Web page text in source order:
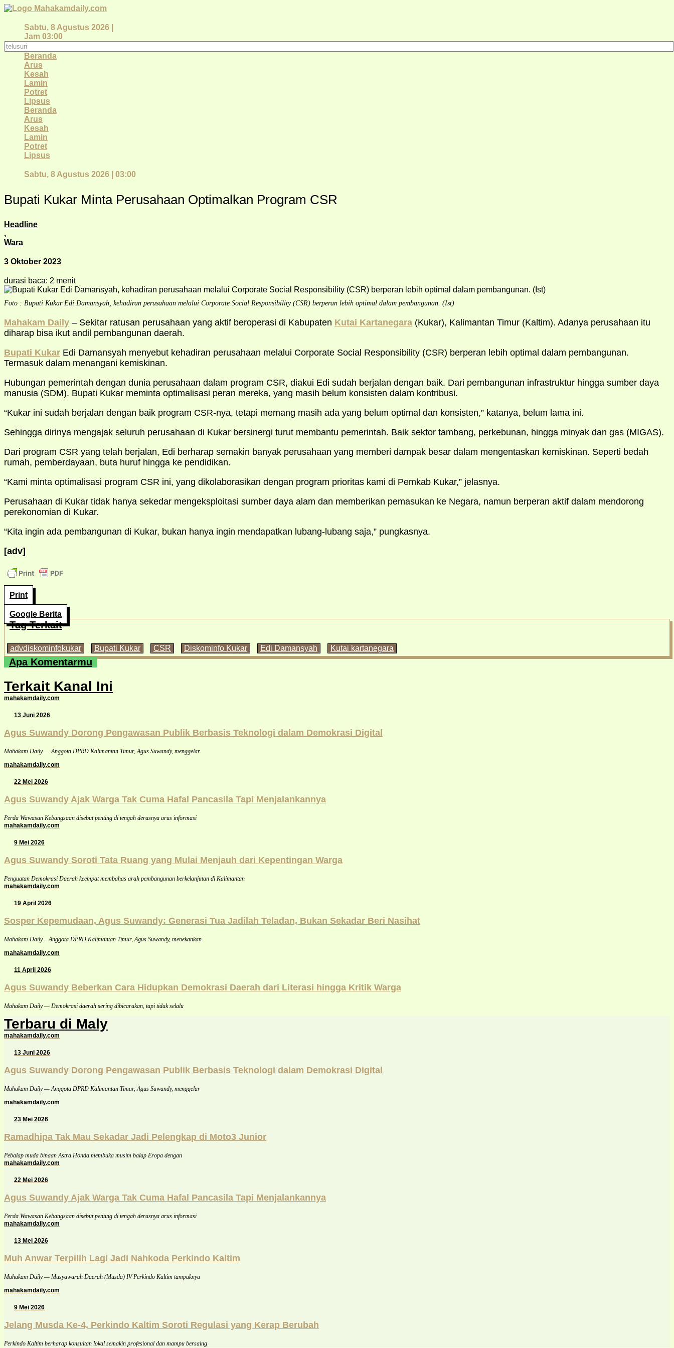
Lewati
kontenSabtu, 8 Agustus 2026 |
Jam 03:00
Beranda
Arus
Kesah
Lamin
Potret
Lipsus
Beranda
Arus
Kesah
Lamin
Potret
Lipsus
Sabtu, 8 Agustus 2026 | 03:00
Bupati Kukar Minta Perusahaan Optimalkan Program CSR
Headline
,
Wara
3 Oktober 2023
durasi baca: 2 menit
Foto : Bupati Kukar Edi Damansyah, kehadiran perusahaan melalui Corporate Social Responsibility (CSR) berperan lebih optimal dalam pembangunan. (Ist)
Mahakam Daily – Sekitar ratusan perusahaan yang aktif beroperasi di Kabupaten Kutai Kartanegara (Kukar), Kalimantan Timur (Kaltim). Adanya perusahaan itu
diharap bisa ikut andil pembangunan daerah.
Bupati Kukar Edi Damansyah menyebut kehadiran perusahaan melalui Corporate Social Responsibility (CSR) berperan lebih optimal dalam pembangunan.
Termasuk dalam menangani kemiskinan.
Hubungan pemerintah dengan dunia perusahaan dalam program CSR, diakui Edi sudah berjalan dengan baik. Dari pembangunan infrastruktur hingga sumber daya
manusia (SDM). Bupati Kukar meminta optimalisasi peran mereka, yang masih belum konsisten dalam kontribusi.
“Kukar ini sudah berjalan dengan baik program CSR-nya, tetapi memang masih ada yang belum optimal dan konsisten,” katanya, belum lama ini.
Sehingga dirinya mengajak seluruh perusahaan di Kukar bersinergi turut membantu pemerintah. Baik sektor tambang, perkebunan, hingga minyak dan gas (MIGAS).
Dari program CSR yang telah berjalan, Edi berharap semakin banyak perusahaan yang memberi dampak besar dalam mengentaskan kemiskinan. Seperti bedah
rumah, pemberdayaan, buta huruf hingga ke pendidikan.
“Kami minta optimalisasi program CSR ini, yang dikolaborasikan dengan program prioritas kami di Pemkab Kukar,” jelasnya.
Perusahaan di Kukar tidak hanya sekedar mengeksploitasi sumber daya alam dan memberikan pemasukan ke Negara, namun berperan aktif dalam mendorong
perekonomian di Kukar.
“Kita ingin ada pembangunan di Kukar, bukan hanya ingin mendapatkan lubang-lubang saja,” pungkasnya.
[adv]
Print
Google Berita
Tag Terkait
advdiskominfokukar Bupati Kukar CSR Diskominfo Kukar Edi Damansyah Kutai kartanegara
Apa Komentarmu
Terkait Kanal Ini
mahakamdaily.com
13 Juni 2026
Agus Suwandy Dorong Pengawasan Publik Berbasis Teknologi dalam Demokrasi Digital
Mahakam Daily — Anggota DPRD Kalimantan Timur, Agus Suwandy, menggelar
mahakamdaily.com
22 Mei 2026
Agus Suwandy Ajak Warga Tak Cuma Hafal Pancasila Tapi Menjalankannya
Perda Wawasan Kebangsaan disebut penting di tengah derasnya arus informasi
mahakamdaily.com
9 Mei 2026
Agus Suwandy Soroti Tata Ruang yang Mulai Menjauh dari Kepentingan Warga
Penguatan Demokrasi Daerah keempat membahas arah pembangunan berkelanjutan di Kalimantan
mahakamdaily.com
19 April 2026
Sosper Kepemudaan, Agus Suwandy: Generasi Tua Jadilah Teladan, Bukan Sekadar Beri Nasihat
Mahakam Daily – Anggota DPRD Kalimantan Timur, Agus Suwandy, menekankan
mahakamdaily.com
11 April 2026
Agus Suwandy Beberkan Cara Hidupkan Demokrasi Daerah dari Literasi hingga Kritik Warga
Mahakam Daily — Demokrasi daerah sering dibicarakan, tapi tidak selalu
Terbaru di Maly
mahakamdaily.com
13 Juni 2026
Agus Suwandy Dorong Pengawasan Publik Berbasis Teknologi dalam Demokrasi Digital
Mahakam Daily — Anggota DPRD Kalimantan Timur, Agus Suwandy, menggelar
mahakamdaily.com
23 Mei 2026
Ramadhipa Tak Mau Sekadar Jadi Pelengkap di Moto3 Junior
Pebalap muda binaan Astra Honda membuka musim balap Eropa dengan
mahakamdaily.com
22 Mei 2026
Agus Suwandy Ajak Warga Tak Cuma Hafal Pancasila Tapi Menjalankannya
Perda Wawasan Kebangsaan disebut penting di tengah derasnya arus informasi
mahakamdaily.com
13 Mei 2026
Muh Anwar Terpilih Lagi Jadi Nahkoda Perkindo Kaltim
Mahakam Daily — Musyawarah Daerah (Musda) IV Perkindo Kaltim tampaknya
mahakamdaily.com
9 Mei 2026
Jelang Musda Ke-4, Perkindo Kaltim Soroti Regulasi yang Kerap Berubah
Perkindo Kaltim berharap konsultan lokal semakin profesional dan mampu bersaing